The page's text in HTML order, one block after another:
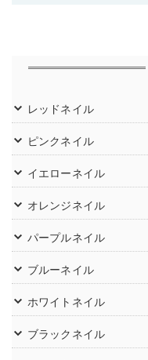
レッドネイル
ピンクネイル
イエローネイル
オレンジネイル
パープルネイル
ブルーネイル
ホワイトネイル
ブラックネイル